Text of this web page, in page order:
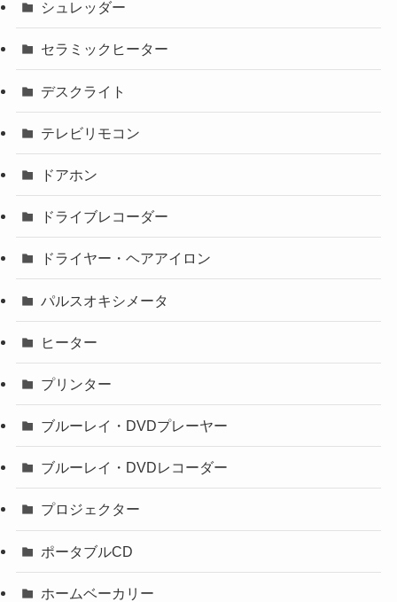
シュレッダー
セラミックヒーター
デスクライト
テレビリモコン
ドアホン
ドライブレコーダー
ドライヤー・ヘアアイロン
パルスオキシメータ
ヒーター
プリンター
ブルーレイ・DVDプレーヤー
ブルーレイ・DVDレコーダー
プロジェクター
ポータブルCD
ホームベーカリー